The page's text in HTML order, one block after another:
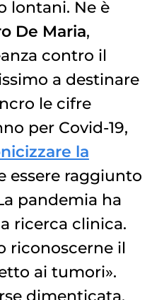
lontani. Ne è
De Maria,
contro il
a destinare
le cifre
per Covid-19,
la
essere raggiunto
pandemia ha
ricerca clinica.
riconoscerne il
ai tumori».
dimenticata,